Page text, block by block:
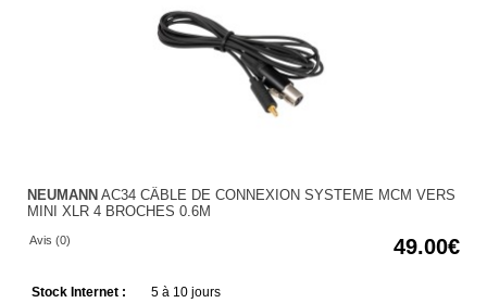
NEUMANN AC34 CÂBLE DE CONNEXION SYSTEME MCM VERS
MINI XLR 4 BROCHES 0.6M
Avis (0) 49.00
Stock Internet :
5 à 10 jours